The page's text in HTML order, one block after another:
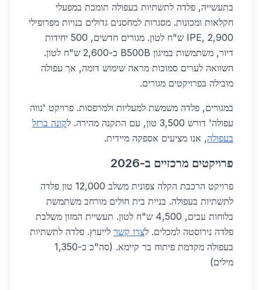
בתעשייה, פלדה לתשתיות בעפולה תומכת במפעלי
חקלאות ומכונות. מסגרות למחסנים גדולים בנויות מפרופילי
IPE, 2,900 ש"ח לטון. מגורים חדשים, 500 יחידות
דיור, משתמשות במיגון B500B ב-2,600 ש"ח לטון.
השוואה לערים סמוכות מראה שימוש דומה, אך עפולה
מובילה בפרויקטים מגורים.
במגורים, פלדה משמשת למעליות ולמרפסות. פרויקט 'נווה
עפולה' דורש 3,500 טון, עם התקנה מהירה. ל
קונה ברזל
בעפולה, אנו מציעים אספקה מיידית.
פרויקטים מרכזיים ב-2026
פרויקט הרכבת הקלה צפונית משלב 12,000 טון פלדה
לתשתיות בעפולה. בניית בית חולים מורחב משתמשת
בלוחות עבים, 4,500 ש"ח לטון. תעשיית המזון משלבת
פלדה נירוסטה למכלים. לצרו קשר לייעוץ. פלדה לתשתיות
בעפולה מקדמת פיתוח בר קיימא. (סה"כ כ-1,350
מילים)